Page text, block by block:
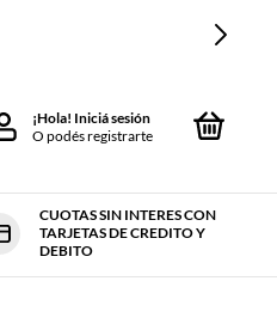
¡Hola! Iniciá sesión
O podés registrarte
CUOTAS SIN INTERES CON
TARJETAS DE CREDITO Y
DEBITO